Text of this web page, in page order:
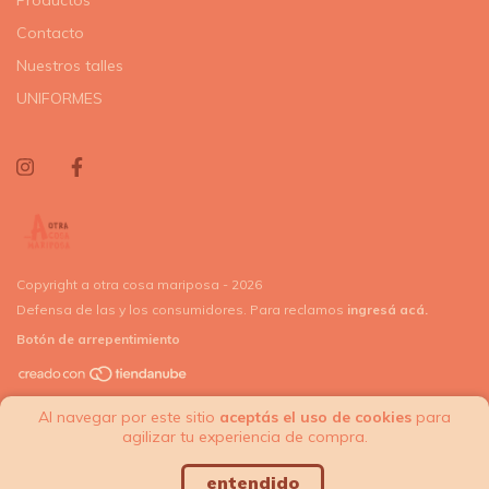
Al navegar por este sitio aceptás el uso de cookies para
agilizar tu experiencia de compra.
entendido
Contacto
Nuestros talles
UNIFORMES
Copyright a otra cosa mariposa - 2026
Defensa de las y los consumidores. Para reclamos ingresá acá.
Botón de arrepentimiento